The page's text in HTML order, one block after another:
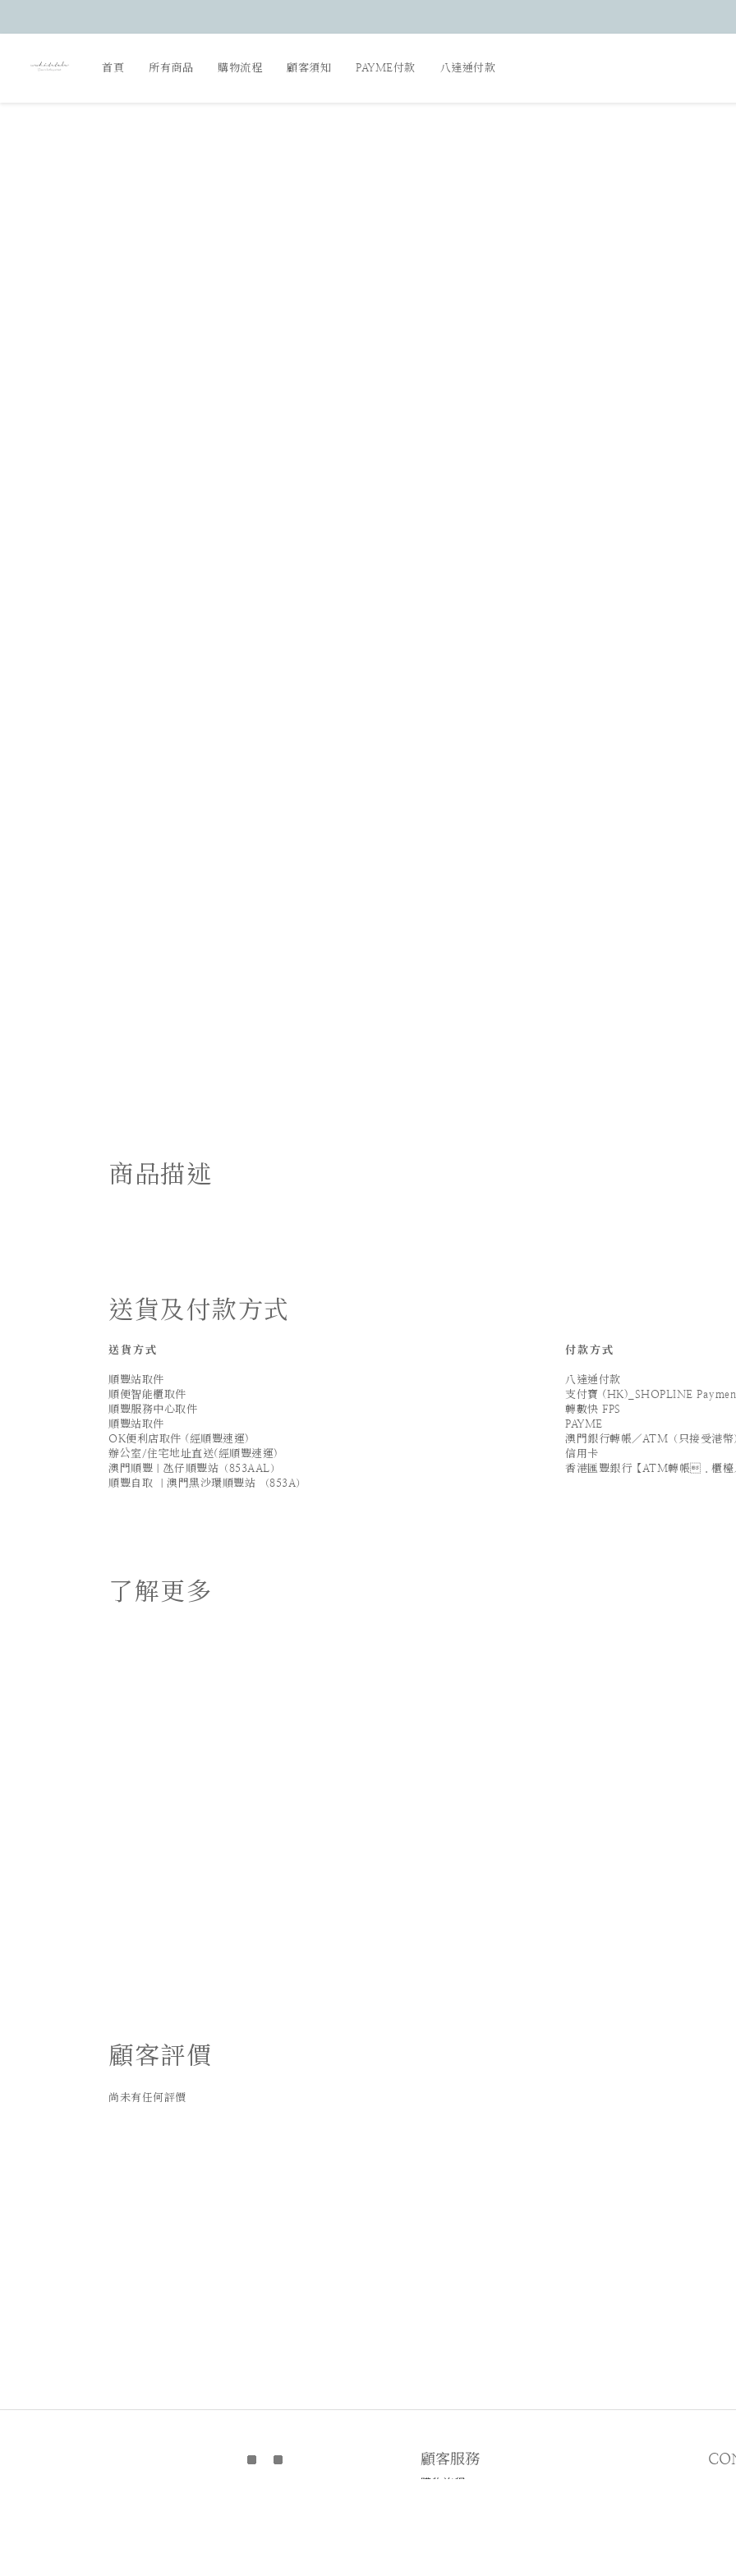
首頁 所有商品 購物流程 顧客須知 PAYME付款 八達通付款
商品描述
送貨及付款方式
送貨方式
順豐站取件
順便智能櫃取件
順豐服務中心取件
順豐站取件
OK便利店取件 (經順豐速運)
辦公室/住宅地址直送(經順豐速運)
澳門順豐｜氹仔順豐站（853AAL）
順豐自取 ｜澳門黑沙環順豐站 （853A）
付款方式
八達通付款
支付寶 (HK)_SHOPLINE
轉數快 FPS
PAYME
澳門銀行轉帳／ATM（只接受港幣
信用卡
香港匯豐銀行【ATM轉帳．櫃檯
了解更多
顧客評價
尚未有任何評價
顧客服務
購物流程